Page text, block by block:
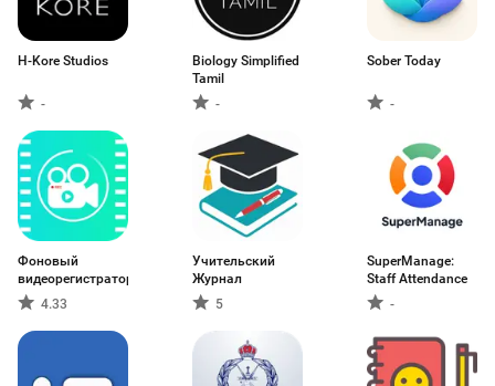
H-Kore Studios
-
Biology Simplified
Tamil
-
Sober Today
-
Фоновый
видеорегистратор
4.33
Учительский
Журнал
5
SuperManage:
Staff Attendance
-